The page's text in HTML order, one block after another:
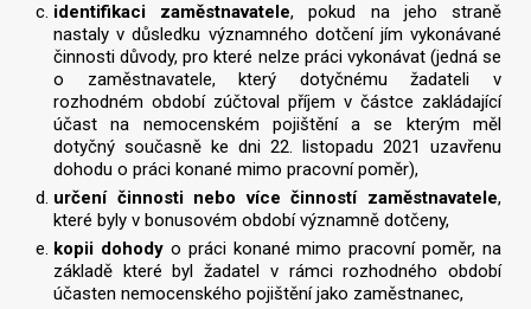
identifikaci zaměstnavatele, pokud na jeho straně
nastaly v důsledku významného dotčení jím vykonávané
činnosti důvody, pro které nelze práci vykonávat (jedná se
o zaměstnavatele, který dotyčnému žadateli v
rozhodném období zúčtoval příjem v částce zakládající
účast na nemocenském pojištění a se kterým měl
dotyčný současně ke dni 22. listopadu 2021 uzavřenu
dohodu o práci konané mimo pracovní poměr),
určení činnosti nebo více činností zaměstnavatele,
které byly v bonusovém období významně dotčeny,
kopii dohodyo práci konané mimo pracovní poměr, na
základě které byl žadatel v rámci rozhodného období
účasten nemocenského pojištění jako zaměstnanec,